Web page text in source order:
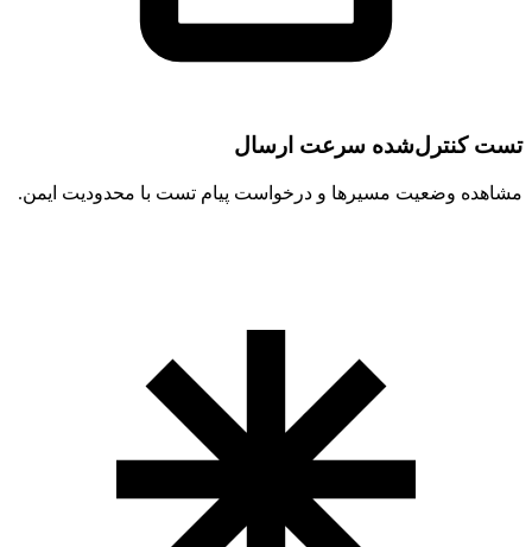
تست کنترل‌شده سرعت ارسال
مشاهده وضعیت مسیرها و درخواست پیام تست با محدودیت ایمن.